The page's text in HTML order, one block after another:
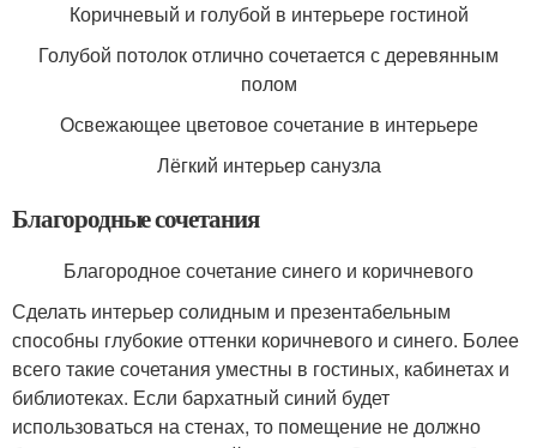
Коричневый и голубой в интерьере гостиной
Голубой потолок отлично сочетается с деревянным
полом
Освежающее цветовое сочетание в интерьере
Лёгкий интерьер санузла
Благородные сочетания
Благородное сочетание синего и коричневого
Сделать интерьер солидным и презентабельным
способны глубокие оттенки коричневого и синего. Более
всего такие сочетания уместны в гостиных, кабинетах и
библиотеках. Если бархатный синий будет
использоваться на стенах, то помещение не должно